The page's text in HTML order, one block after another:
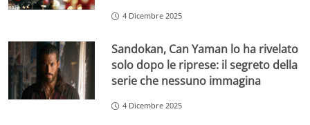
4 Dicembre 2025
Sandokan, Can Yaman lo ha rivelato
solo dopo le riprese: il segreto della
serie che nessuno immagina
4 Dicembre 2025